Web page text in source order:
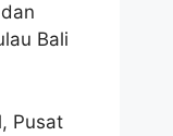
Bali
Pusat